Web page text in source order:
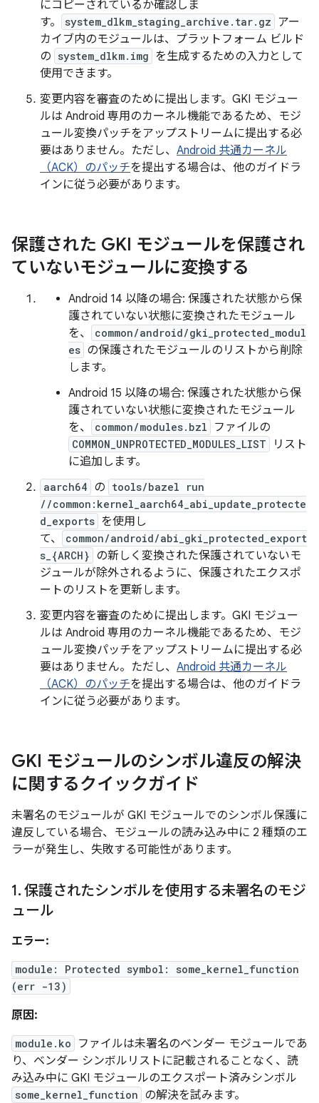
にコピーされているか確認しま
す。
system_dlkm_staging_archive.tar.gz アー
カイブ内のモジュールは、プラットフォーム ビルド
の system_dlkm.img を生成するための入力として
使用できます。
変更内容を審査のために提出します。GKI モジュー
ルは Android 専用のカーネル機能であるため、モジ
ュール変換パッチをアップストリームに提出する必
要はありません。ただし、 Android 共通カーネル
（ACK）のパッチを提出する場合は、他のガイドラ
インに従う必要があります。
保護された GKI モジュールを保護され
ていないモジュールに変換する
Android 14 以降の場合: 保護された状態から保
護されていない状態に変換されたモジュール
を、
common/android/gki_protected_modul
es の保護されたモジュールのリストから削除
します。
Android 15 以降の場合: 保護された状態から保
護されていない状態に変換されたモジュール
を、
common/modules.bzl ファイルの
COMMON_UNPROTECTED_MODULES_LIST
リスト
に追加します。
aarch64 の tools/bazel run
//common:kernel_aarch64_abi_update_protecte
d_exports を使用し
て、
common/android/abi_gki_protected_export
s_{ARCH} の新しく変換された保護されていないモ
ジュールが除外されるように、保護されたエクスポ
ートのリストを更新します。
変更内容を審査のために提出します。GKI モジュー
ルは Android 専用のカーネル機能であるため、モジ
ュール変換パッチをアップストリームに提出する必
要はありません。ただし、 Android 共通カーネル
（ACK）のパッチを提出する場合は、他のガイドラ
インに従う必要があります。
GKI モジュールのシンボル違反の解決
に関するクイックガイド
未署名のモジュールが GKI モジュールでのシンボル保護に
違反している場合、モジュールの読み込み中に 2 種類のエ
ラーが発生し、失敗する可能性があります。
1. 保護されたシンボルを使用する未署名のモジ
ュール
エラー:
module: Protected symbol: some_kernel_function
(err -13)
原因:
module.ko
ファイルは未署名のベンダー モジュールであ
り、ベンダー シンボルリストに記載されることなく、読
み込み中に GKI モジュールのエクスポート済みシンボル
some_kernel_function の解決を試みます。